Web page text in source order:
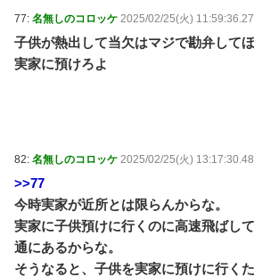
77: 名無しのコロッケ 2025/02/25(火)
子供が熱出して当欠はマジで勘弁して
実家に預けろよ
82: 名無しのコロッケ 2025/02/25(火)
>>77
今時実家が近所とは限らんからな。
実家に子供預けに行くのに高速飛ばし
通にあるからな。
そうなると、子供を実家に預けに行く